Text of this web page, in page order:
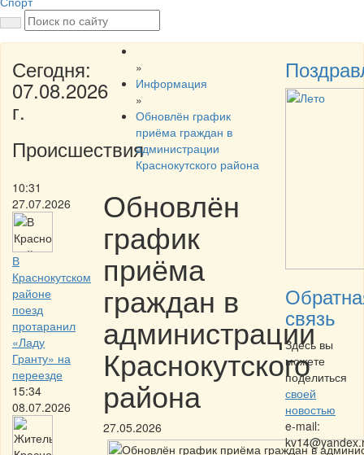
Сегодня:
07.08.2026
г.
Происшествия
10:31
27.07.2026
В
Краснокутском
районе
поезд
протаранил
«Ладу
Гранту» на
переезде
15:34
08.07.2026
»
Информация
»
Обновлён график
приёма граждан в
администрации
Краснокутского района
Обновлён
график
приёма
граждан в
администрации
Краснокутского
района
27.05.2026
связь
Здесь вы
можете
поделиться
своей
новостью
e-mail: